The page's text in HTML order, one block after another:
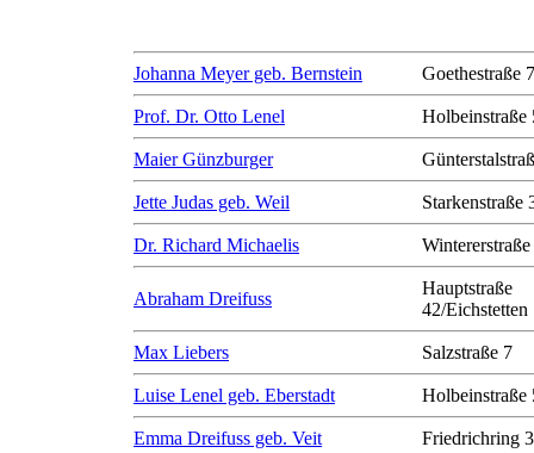
Johanna Meyer geb. Bernstein Goethestraße
Prof. Dr. Otto Lenel Holbeinstraße
Maier Günzburger
Jette Judas geb. Weil Starkenstraße
Dr. Richard Michaelis
Abraham Dreifuss
Hauptstraße
42/Eichstetten
Max Liebers Salzstraße 7
Luise Lenel geb. Eberstadt Holbeinstraße
Emma Dreifuss geb. Veit Friedrichring